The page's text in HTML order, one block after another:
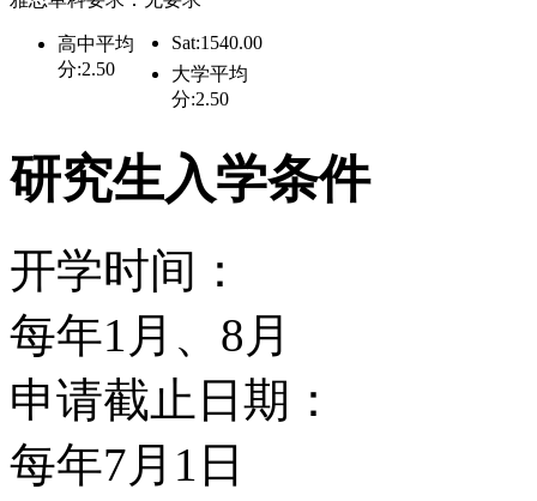
展 体育和健身管理 西
范教育 公共关系与共同
科 法律预科 牙科预科
及相关科学 自然科学 体
理 音乐疗法 音乐理论及
数学 营销与营销管理 管
高中平均
分:2.50
Sat:1540.00
大学平均
分:2.50
研究生入学条件
开学时间：
每年1月、8月
申请截止日期：
每年7月1日